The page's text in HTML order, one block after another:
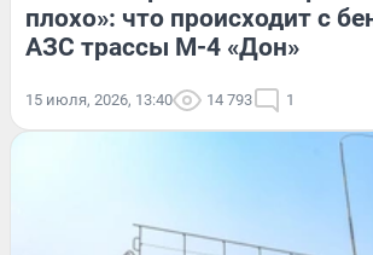
плохо»: что происходит с
АЗС трассы М-4 «Дон»
15 июля, 2026, 13:40 14 793 1